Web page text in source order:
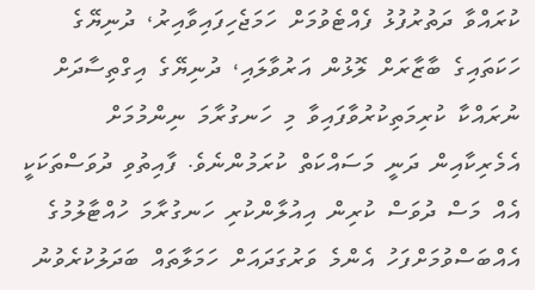
ކުރައްވާ ދަތުރުފުޅު ފެއްޓެވުމަށް ހަމަޖެހިފައިވާއިރު، ދުނިޔޭގެ
ހަކަތައިގެ ބާޒާރަށް ލޮޅުން އަރުވާލައި، ދުނިޔޭގެ އިގްތިސާދަށް
ނުރައްކާ ކުރިމަތިކުރުވާފައިވާ މި ހަނގުރާމަ ނިންމުމަށް
އެމެރިކާއިން ދަނީ މަސައްކަތް ކުރަމުންނެވެ. ފާއިތުވި ދުވަސްތަކަކީ
އެއް މަސް ދުވަސް ކުރިން އިއުލާންކުރި ހަނގުރާމަ ހުއްޓާލުމުގެ
އެއްބަސްވުމަށްފަހު އެންމެ ވަރުގަދައަށް ހަމަލާތައް ބަދަލުކުރެވުނު